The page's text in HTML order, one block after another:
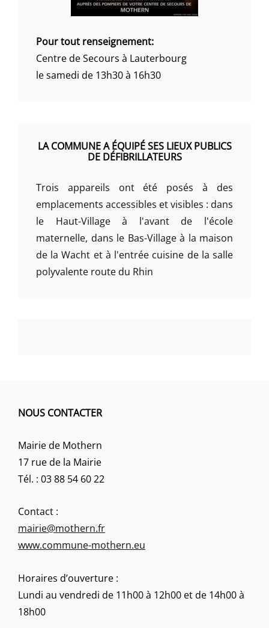
Pour tout renseignement:
Centre de Secours à Lauterbourg
le samedi de 13h30 à 16h30
LA COMMUNE A ÉQUIPÉ SES LIEUX PUBLICS
DE DÉFIBRILLATEURS
Trois appareils ont été posés à des
emplacements accessibles et visibles : dans
le Haut-Village à l'avant de l'école
maternelle, dans le Bas-Village à la maison
de la Wacht et à l'entrée cuisine de la salle
polyvalente route du Rhin
NOUS CONTACTER
Mairie de Mothern
17 rue de la Mairie
Tél. : 03 88 54 60 22
Contact :
mairie@mothern.fr
www.commune-mothern.eu
Horaires d’ouverture :
Lundi au vendredi de 11h00 à 12h00 et de 14h00 à
18h00